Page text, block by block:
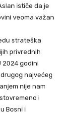
ističe da je
veoma važan
strateška
privrednih
2024 godini
najvećeg
nije nam
i
Bosni i